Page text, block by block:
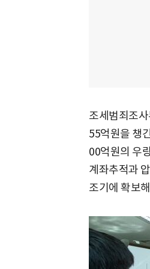
조세범죄조
55억원을 챙
00억원의 우
계좌추적과
조기에 확보